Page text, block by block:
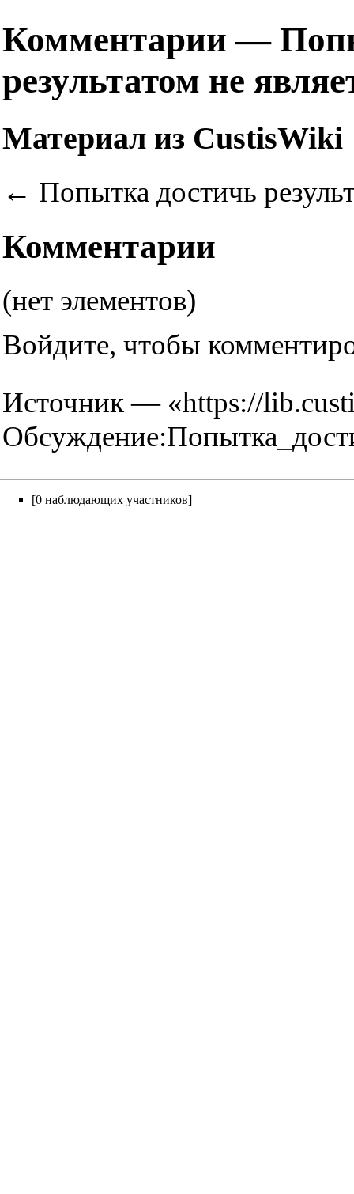
Комментарии —
результатом не
Материал из CustisWiki
← Попытка достичь
Комментарии
(нет элементов)
Войдите, чтобы
Источник — «https://
[0 наблюдающих участников]